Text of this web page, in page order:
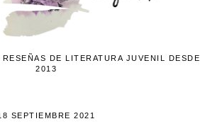
DE LITERATURA JUVENIL DESDE
2013
SEPTIEMBRE 2021